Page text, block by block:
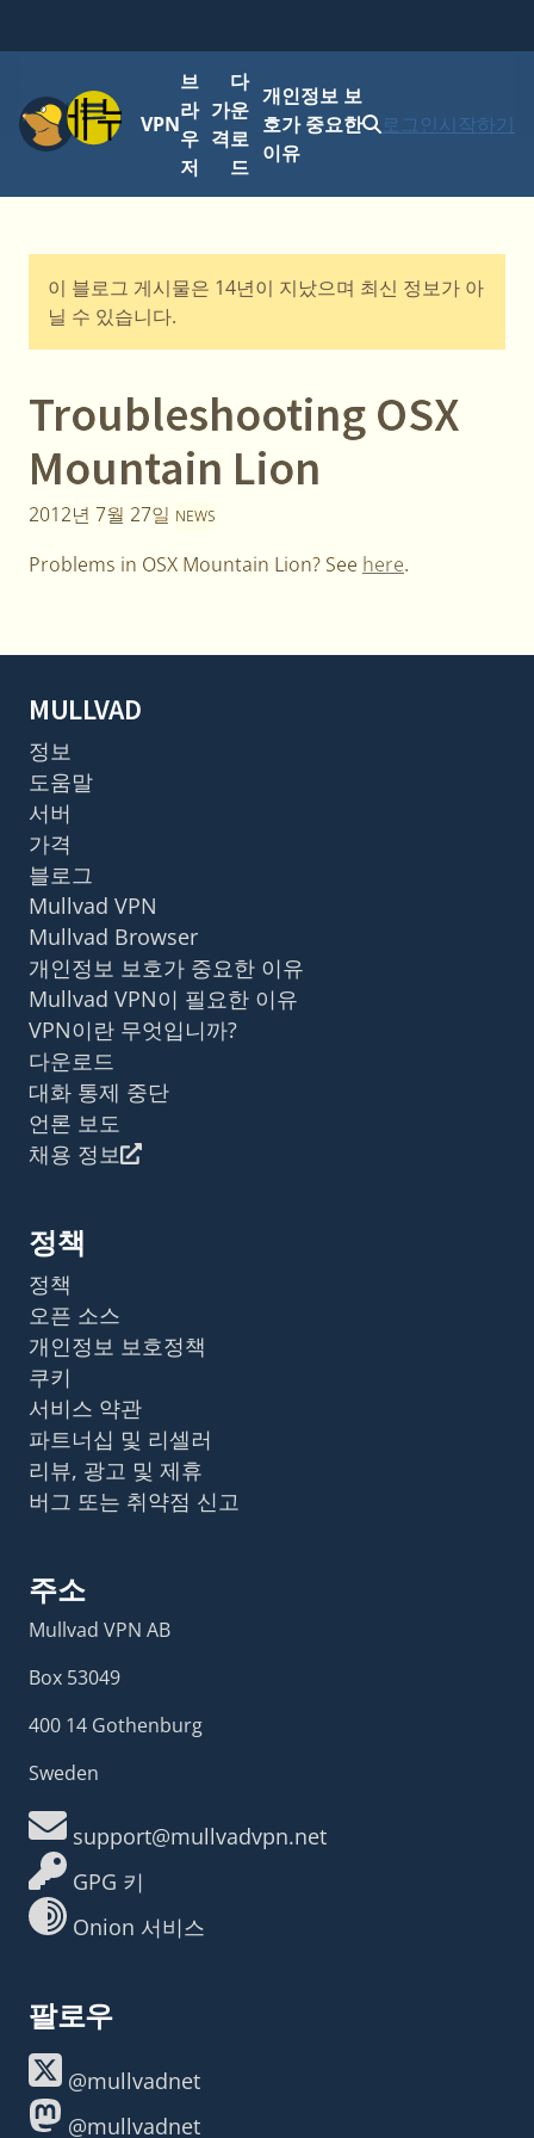
메뉴VPN
브
라
우
저
가
격
다
운
로
드
개인정보 보
호가 중요한
이유
로그인시작하기
이 블로그 게시물은 14년이 지났으며 최신 정보가 아
닐 수 있습니다.
Troubleshooting OSX
Mountain Lion
2012년 7월 27일 NEWS
Problems in OSX Mountain Lion? See here.
MULLVAD
정보
도움말
서버
가격
블로그
Mullvad VPN
Mullvad Browser
개인정보 보호가 중요한 이유
Mullvad VPN이 필요한 이유
VPN이란 무엇입니까?
다운로드
대화 통제 중단
언론 보도
채용 정보
정책
정책
오픈 소스
개인정보 보호정책
쿠키
서비스 약관
파트너십 및 리셀러
리뷰, 광고 및 제휴
버그 또는 취약점 신고
주소
Mullvad VPN AB
Box 53049
400 14 Gothenburg
Sweden
support@mullvadvpn.net
GPG 키
Onion 서비스
팔로우
@mullvadnet
@mullvadnet